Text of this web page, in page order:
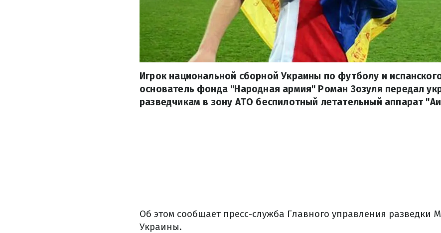
Игрок национальной сборной Украины по футболу и
основатель фонда "Народная армия" Роман Зозуля передал
разведчикам в зону АТО беспилотный летательный аппарат
Об этом сообщает пресс-служба Главного управления разведки
Украины.